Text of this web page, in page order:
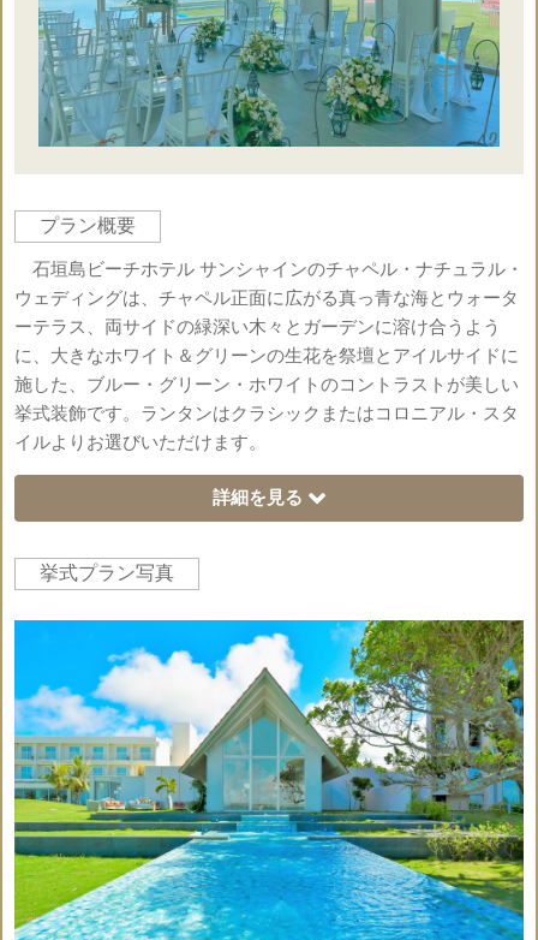
プラン概要
石垣島ビーチホテル サンシャインのチャペル・ナチュラル・
ウェディングは、チャペル正面に広がる真っ青な海とウォータ
ーテラス、両サイドの緑深い木々とガーデンに溶け合うよう
に、大きなホワイト＆グリーンの生花を祭壇とアイルサイドに
施した、ブルー・グリーン・ホワイトのコントラストが美しい
挙式装飾です。ランタンはクラシックまたはコロニアル・スタ
イルよりお選びいただけます。
詳細を見る
会場
使用
料
○
結婚
証明
書
○
ドレ
ス
×
ウェ
ルカ
ムボ
ード
○
DVD
撮影
×
会場
装飾
○
式次
第
×
タキ
シー
ド
フラ
ワー
シャ
ワー
○
ドレ
ス小
物一
式
×
挙式プラン写真